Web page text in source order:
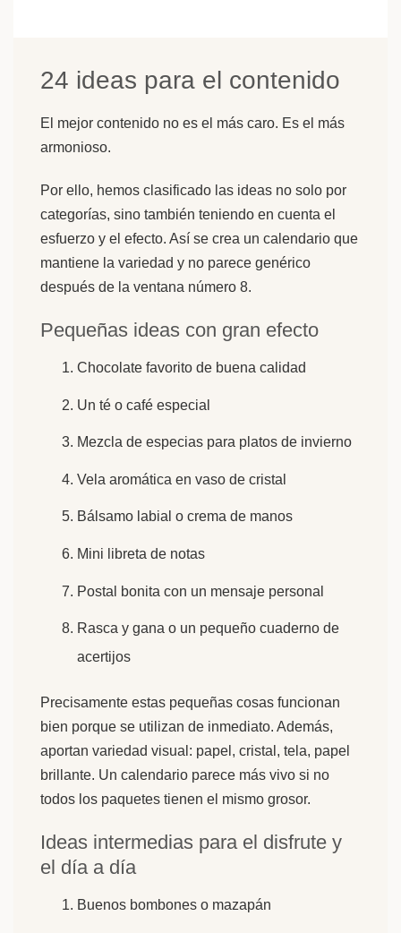
24 ideas para el contenido
El mejor contenido no es el más caro. Es el más
armonioso.
Por ello, hemos clasificado las ideas no solo por
categorías, sino también teniendo en cuenta el
esfuerzo y el efecto. Así se crea un calendario que
mantiene la variedad y no parece genérico
después de la ventana número 8.
Pequeñas ideas con gran efecto
Chocolate favorito de buena calidad
Un té o café especial
Mezcla de especias para platos de invierno
Vela aromática en vaso de cristal
Bálsamo labial o crema de manos
Mini libreta de notas
Postal bonita con un mensaje personal
Rasca y gana o un pequeño cuaderno de
acertijos
Precisamente estas pequeñas cosas funcionan
bien porque se utilizan de inmediato. Además,
aportan variedad visual: papel, cristal, tela, papel
brillante. Un calendario parece más vivo si no
todos los paquetes tienen el mismo grosor.
Ideas intermedias para el disfrute y
el día a día
Buenos bombones o mazapán